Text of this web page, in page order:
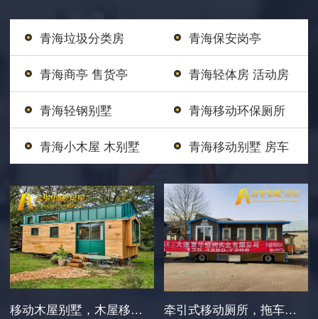
青海垃圾分类房 青海保安岗亭
青海商亭 售货亭 青海轻体房 活动房
青海轻钢别墅 青海移动环保厕所
青海小木屋 木别墅 青海移动别墅 房车
移动木屋别墅，木屋移动别墅房车定制企业 牵引式移动厕所，拖车式环保厕所定制企业